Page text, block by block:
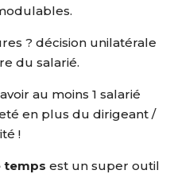
? décision unilatérale
du salarié.
au moins 1 salarié
en plus du dirigeant /
!
temps est un super outil